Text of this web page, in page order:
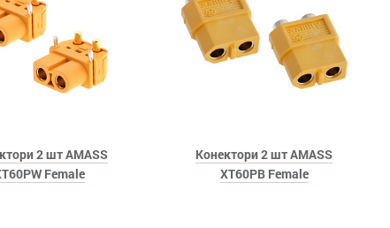
2 шт AMASS
Female
Конектори 2 шт AMASS
XT60PB Female